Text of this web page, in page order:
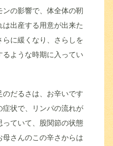
の影響で、体全体の靭
出産する用意が出来た
に緩くなり、さらしを
ような時期に入ってい
のだるさは、お辛いです
症状で、リンパの流れが
ていて、股関節の状態
さんのこの辛さからは